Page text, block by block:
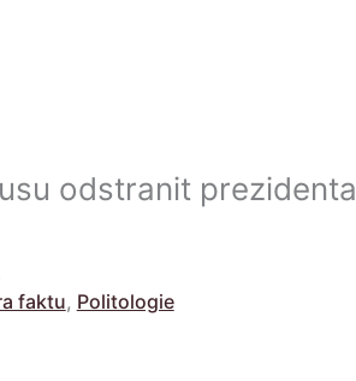
odstranit prezidenta
faktu, Politologie